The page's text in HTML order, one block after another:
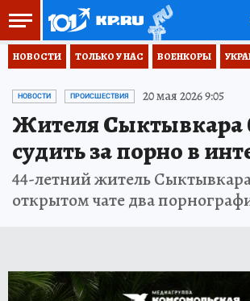
НОВОСТИ ТОЛЬКО У НАС ВОЕНКОРЫ
НОВОСТИ ПРОИСШЕСТВИЯ 20 мая 2026 9:05
Жителя Сыктывкара
судить за порно в
44-летний житель
открытом чате два